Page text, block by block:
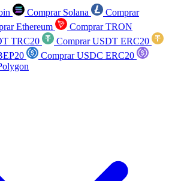
Comprar Solana
Comprar
Ethereum
Comprar TRON
TRC20
Comprar USDT ERC20
Comprar USDC ERC20